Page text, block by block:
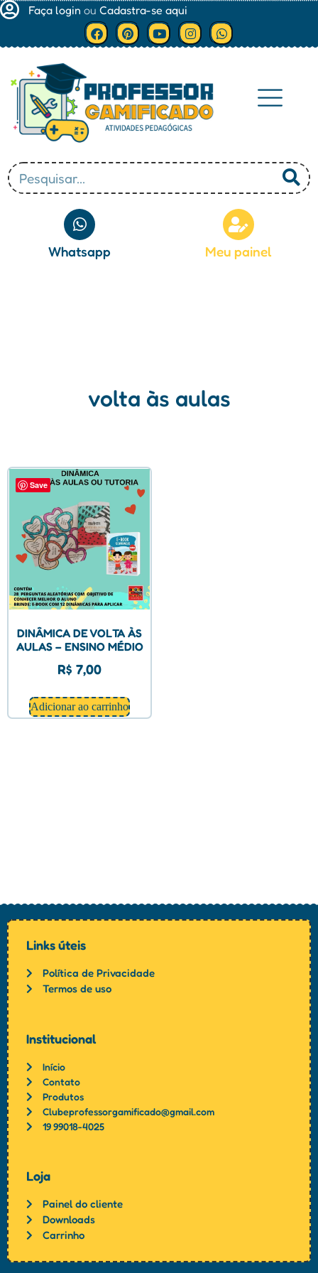
Faça login ou Cadastra-se aqui
Whatsapp Meu painel
volta às aulas
Save
DINÂMICA DE VOLTA ÀS
AULAS – ENSINO MÉDIO
R$ 7,00
Adicionar ao carrinho
Links úteis
Política de Privacidade
Termos de uso
Institucional
Início
Contato
Produtos
Clubeprofessorgamificado@gmail.com
19 99018-4025
Loja
Painel do cliente
Downloads
Carrinho